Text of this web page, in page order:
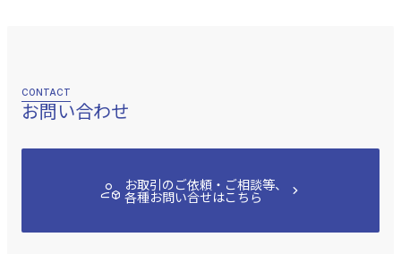
CONTACT
お問い合わせ
deployed_code_account お取引のご依頼・ご相談等、
各種お問い合せはこちら chevron_right